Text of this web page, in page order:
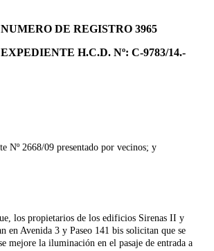
REGISTRO 3965
H.C.D. Nº: C-9783/14.-
09 presentado por vecinos; y
de los edificios Sirenas II y
en Avenida 3 y Paseo 141 bis solicitan que se
mejore la iluminación en el pasaje de entrada a